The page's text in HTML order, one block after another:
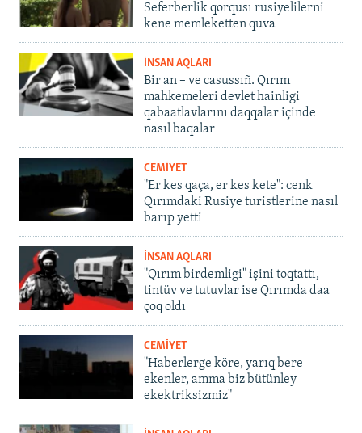
Seferberlik qorqusı rusiyelilerni
kene memleketten quva
İNSAN AQLARI
Bir an – ve casussıñ. Qırım
mahkemeleri devlet hainligi
qabaatlavlarını daqqalar içinde
nasıl baqalar
CEMİYET
"Er kes qaça, er kes kete": cenk
Qırımdaki Rusiye turistlerine nasıl
barıp yetti
İNSAN AQLARI
"Qırım birdemligi" işini toqtattı,
tintüv ve tutuvlar ise Qırımda daa
çoq oldı
CEMİYET
"Haberlerge köre, yarıq bere
ekenler, amma biz bütünley
ekektriksizmiz"